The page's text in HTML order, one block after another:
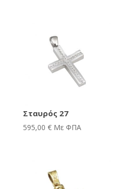
Σταυρός 27
595,00 € Με ΦΠΑ